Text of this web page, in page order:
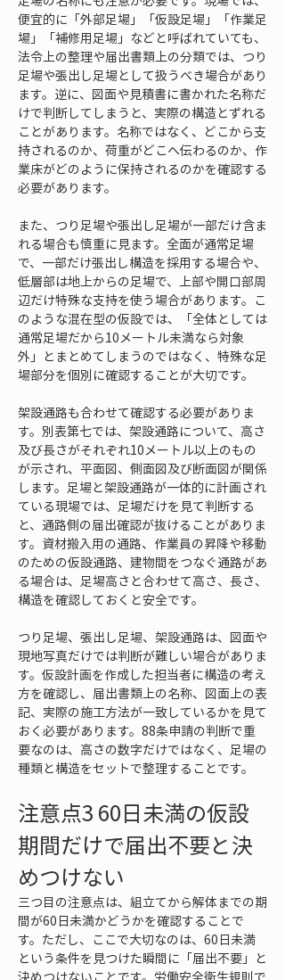
便宜的に「外部足場」「仮設足場」「作業足
場」「補修用足場」などと呼ばれていても、
法令上の整理や届出書類上の分類では、つり
足場や張出し足場として扱うべき場合があり
ます。逆に、図面や見積書に書かれた名称だ
けで判断してしまうと、実際の構造とずれる
ことがあります。名称ではなく、どこから支
持されるのか、荷重がどこへ伝わるのか、作
業床がどのように保持されるのかを確認する
必要があります。
また、つり足場や張出し足場が一部だけ含ま
れる場合も慎重に見ます。全面が通常足場
で、一部だけ張出し構造を採用する場合や、
低層部は地上からの足場で、上部や開口部周
辺だけ特殊な支持を使う場合があります。こ
のような混在型の仮設では、「全体としては
通常足場だから10メートル未満なら対象
外」とまとめてしまうのではなく、特殊な足
場部分を個別に確認することが大切です。
架設通路も合わせて確認する必要がありま
す。別表第七では、架設通路について、高さ
及び長さがそれぞれ10メートル以上のもの
が示され、平面図、側面図及び断面図が関係
します。足場と架設通路が一体的に計画され
ている現場では、足場だけを見て判断する
と、通路側の届出確認が抜けることがありま
す。資材搬入用の通路、作業員の昇降や移動
のための仮設通路、建物間をつなぐ通路があ
る場合は、足場高さと合わせて高さ、長さ、
構造を確認しておくと安全です。
つり足場、張出し足場、架設通路は、図面や
現地写真だけでは判断が難しい場合がありま
す。仮設計画を作成した担当者に構造の考え
方を確認し、届出書類上の名称、図面上の表
記、実際の施工方法が一致しているかを見て
おく必要があります。88条申請の判断で重
要なのは、高さの数字だけではなく、足場の
種類と構造をセットで整理することです。
注意点3 60日未満の仮設
期間だけで届出不要と決
めつけない
三つ目の注意点は、組立てから解体までの期
間が60日未満かどうかを確認することで
す。ただし、ここで大切なのは、60日未満
という条件を見つけた瞬間に「届出不要」と
決めつけないことです。労働安全衛生規則で